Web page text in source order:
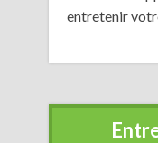
entretenir